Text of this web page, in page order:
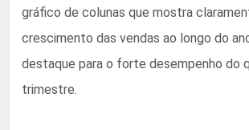
gráfico de colunas que mostra
crescimento das vendas ao longo do
destaque para o forte desempenho do
trimestre.